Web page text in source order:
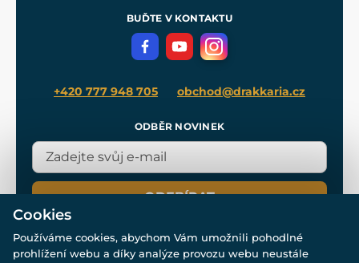
Meče pro Kingdom Come
BUĎTE V KONTAKTU
+420 777 948 705 obchod@drakkaria.cz
ODBĚR NOVINEK
ODEBÍRAT
Cookies
Používáme cookies, abychom Vám umožnili pohodlné
prohlížení webu a díky analýze provozu webu neustále